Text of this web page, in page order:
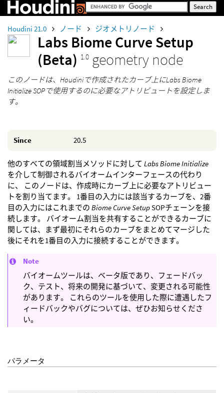
Houdini 21.0 ノード ジオメトリノード
Labs Biome Curve Setup
(Beta) 1.0 geometry node
このノードは、Houdiniで作成されたカーブ上にLabs Biome
Initialize SOPで使用するのに必要なアトリビュートを設定しま
す。
Since 20.5
他のすべての領域割当メソッドに対して Labs Biome Initialize
を介して制御されるバイオームインターフェースの代わり
に、 このノードは、作成時にカーブ上に必要なアトリビュー
トを割り当てます。 1番目の入力には該当するカーブを、2番
目の入力にはこれまでの Biome Curve SetupSOPチェーンを接
続します。 バイオーム割当を共有することができるカーブに
関しては、まず最初にそれらのカーブをまとめてマージした
後にそれを1番目の入力に接続することができます。
Note
バイオームツールは、ベータ版であり、フェードバッ
ク、テスト、将来の開発に基づいて、変更される可能性
があります。 これらのツールを使用した際に遭遇したフ
ィードバックやバグについては、ぜひお知らせくださ
い。
パラメータ